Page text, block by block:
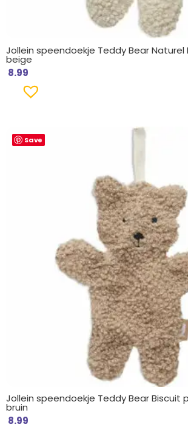
Jollein speendoekje Teddy Bear Naturel
beige
8.99
Save
Jollein speendoekje Teddy Bear Biscuit
bruin
8.99